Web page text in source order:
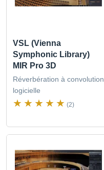
VSL (Vienna
Symphonic Library)
MIR Pro 3D
Réverbération à convolution
logicielle
(2)